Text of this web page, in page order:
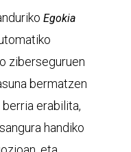
Egokia
ziberseguruen
bermatzen
erabilita,
handiko